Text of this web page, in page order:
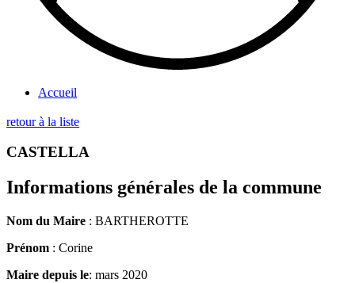
Accueil
retour à la liste
CASTELLA
Informations générales de la commune
Nom du Maire : BARTHEROTTE
Prénom : Corine
Maire depuis le: mars 2020